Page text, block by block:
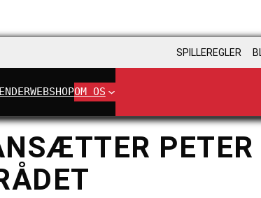
SPILLEREGLER
WEBSHOPOM OS
PETER